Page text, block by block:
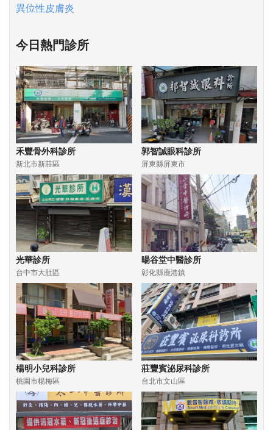
異位性皮膚炎
今日熱門診所
禾豐骨外科診所
新北市新莊區
郭智誠眼科診所
屏東縣屏東市
光華診所
台中市大肚區
暘谷堂中醫診所
彰化縣鹿港鎮
楊明小兒科診所
桃園市楊梅區
莊豐賓泌尿科診所
台北市文山區